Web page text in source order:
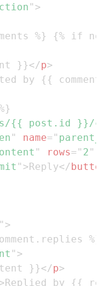
" >
}}</p>
by {{
{{ post.id }}/
" name= "
" rows= " 2 "
" >Reply</
" >
" >
}}</p>
>Replied by {{